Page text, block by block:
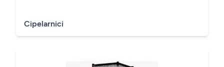
Cipelarnici